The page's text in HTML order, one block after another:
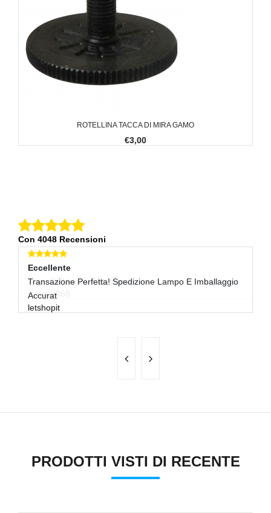
ROTELLINA TACCA DI MIRA GAMO
€3,00
Con 4048 Recensioni
Eccellente
Transazione Perfetta! Spedizione Lampo E Imballaggio
Accurat
letshopit
PRODOTTI VISTI DI RECENTE